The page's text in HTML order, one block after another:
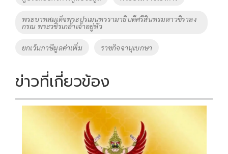
k k
พระบาทสมเด็จพระปรเมนทรรามาธิบดีศรีสินทรมหาวชิราลง
กรณ พระวชิรเกล้าเจ้าอยู่หัว
ยกเว้นภาษีมูลค่าเพิ่ม ราชกิจจานุเบกษา
ข่าวที่เกี่ยวข้อง